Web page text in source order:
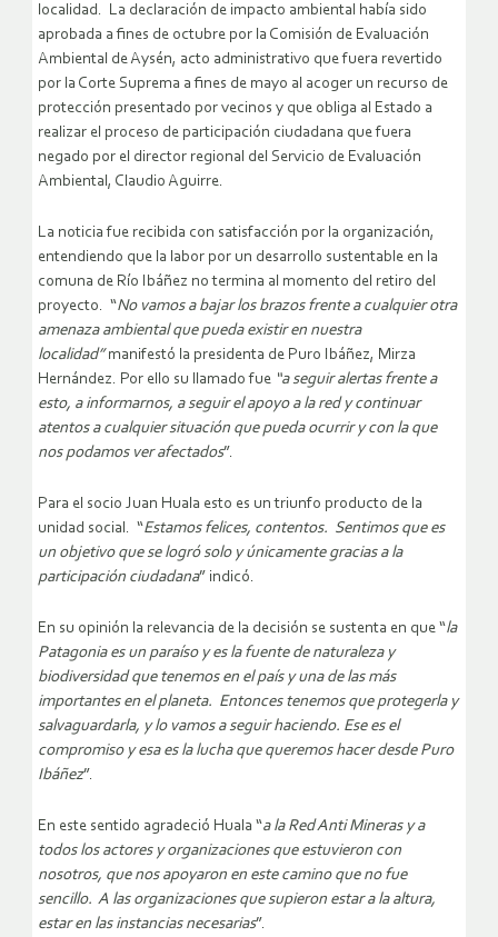
localidad. La declaración de impacto ambiental había sido
aprobada a fines de octubre por la Comisión de Evaluación
Ambiental de Aysén, acto administrativo que fuera revertido
por la Corte Suprema a fines de mayo al acoger un recurso de
protección presentado por vecinos y que obliga al Estado a
realizar el proceso de participación ciudadana que fuera
negado por el director regional del Servicio de Evaluación
Ambiental, Claudio Aguirre.
La noticia fue recibida con satisfacción por la organización,
entendiendo que la labor por un desarrollo sustentable en la
comuna de Río Ibáñez no termina al momento del retiro del
proyecto. “No vamos a bajar los brazos frente a cualquier otra
amenaza ambiental que pueda existir en nuestra
localidad”manifestó la presidenta de Puro Ibáñez, Mirza
Hernández. Por ello su llamado fue “a seguir alertas frente a
esto, a informarnos, a seguir el apoyo a la red y continuar
atentos a cualquier situación que pueda ocurrir y con la que
nos podamos ver afectados”.
Para el socio Juan Huala esto es un triunfo producto de la
unidad social. “Estamos felices, contentos. Sentimos que es
un objetivo que se logró solo y únicamente gracias a la
participación ciudadana” indicó.
En su opinión la relevancia de la decisión se sustenta en que “la
Patagonia es un paraíso y es la fuente de naturaleza y
biodiversidad que tenemos en el país y una de las más
importantes en el planeta. Entonces tenemos que protegerla y
salvaguardarla, y lo vamos a seguir haciendo. Ese es el
compromiso y esa es la lucha que queremos hacer desde Puro
Ibáñez”.
En este sentido agradeció Huala “a la Red Anti Mineras y a
todos los actores y organizaciones que estuvieron con
nosotros, que nos apoyaron en este camino que no fue
sencillo. A las organizaciones que supieron estar a la altura,
estar en las instancias necesarias”.